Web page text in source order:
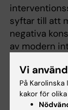
syftar till att
negativa
av modern
reducera
av patienter
Wen
Vi
På
kakor för